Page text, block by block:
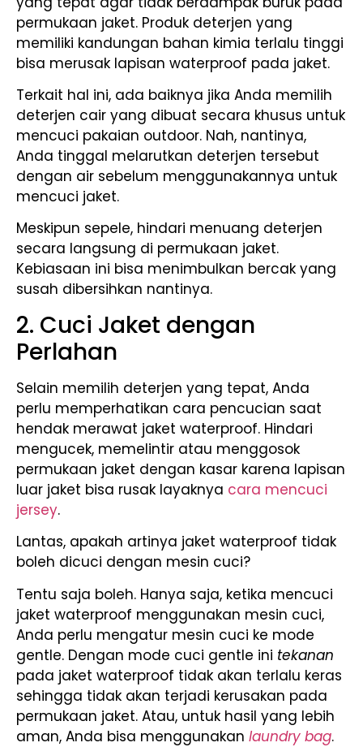
permukaan jaket. Produk deterjen yang
memiliki kandungan bahan kimia terlalu tinggi
bisa merusak lapisan waterproof pada jaket.
Terkait hal ini, ada baiknya jika Anda memilih
deterjen cair yang dibuat secara khusus untuk
mencuci pakaian outdoor. Nah, nantinya,
Anda tinggal melarutkan deterjen tersebut
dengan air sebelum menggunakannya untuk
mencuci jaket.
Meskipun sepele, hindari menuang deterjen
secara langsung di permukaan jaket.
Kebiasaan ini bisa menimbulkan bercak yang
susah dibersihkan nantinya.
2. Cuci Jaket dengan
Perlahan
Selain memilih deterjen yang tepat, Anda
perlu memperhatikan cara pencucian saat
hendak merawat jaket waterproof. Hindari
mengucek, memelintir atau menggosok
permukaan jaket dengan kasar karena lapisan
luar jaket bisa rusak layaknya cara mencuci
jersey.
Lantas, apakah artinya jaket waterproof tidak
boleh dicuci dengan mesin cuci?
Tentu saja boleh. Hanya saja, ketika mencuci
jaket waterproof menggunakan mesin cuci,
Anda perlu mengatur mesin cuci ke mode
gentle. Dengan mode cuci gentle ini tekanan
pada jaket waterproof tidak akan terlalu keras
sehingga tidak akan terjadi kerusakan pada
permukaan jaket. Atau, untuk hasil yang lebih
aman, Anda bisa menggunakan laundry bag.